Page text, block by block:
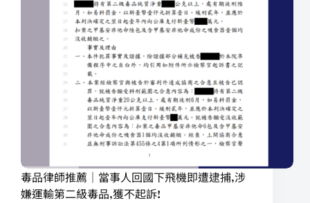
毒品律師推薦｜當事人回國下飛機即遭逮捕,涉
嫌運輸第二級毒品,獲不起訴!